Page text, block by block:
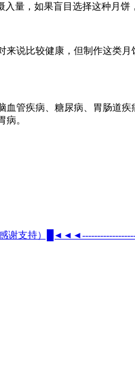
量，如果盲目选择这种月饼
说比较健康，但制作这类
管疾病、糖尿病、胃肠道
。
谢支持）